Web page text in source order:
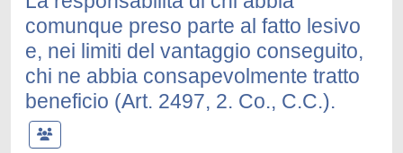
comunque preso parte al fatto lesivo
e, nei limiti del vantaggio conseguito,
chi ne abbia consapevolmente tratto
beneficio (Art. 2497, 2. Co., C.C.).